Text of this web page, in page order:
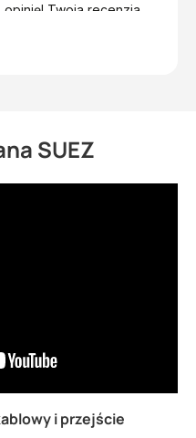
Twoja recenzja
SUEZ
i przejście